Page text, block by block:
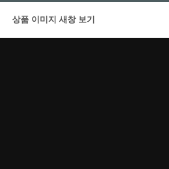
상품 이미지 새창 보기